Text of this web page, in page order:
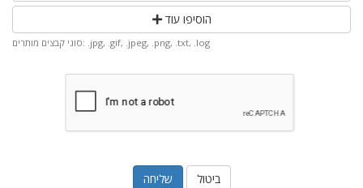
הוסיפו עוד
סוגי קבצים מותרים: .jpg, .gif, .jpeg, .png, .txt, .log
ביטול